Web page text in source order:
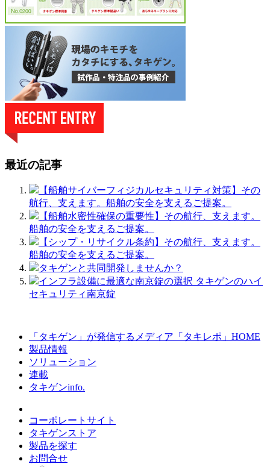
最近の記事
【船舶サイバーフィジカルセキュリティ対策】その
航行、支えます。船舶の安全を支えるご提案。
【船舶水密性確保の重要性】その航行、支えます。
船舶の安全を支えるご提案。
【シップ・リサイクル条約】その航行、支えます。
船舶の安全を支えるご提案。
タキゲンと共同開発しませんか？
インフラ設備に最適な南京錠の選択 タキゲンのハイ
セキュリティ南京錠
「タキゲン」が発信するメディア「タキレポ」HOME
製品情報
ソリューション
連載
タキゲンinfo.
コーポレートサイト
タキゲンストア
製品を探す
お問合せ